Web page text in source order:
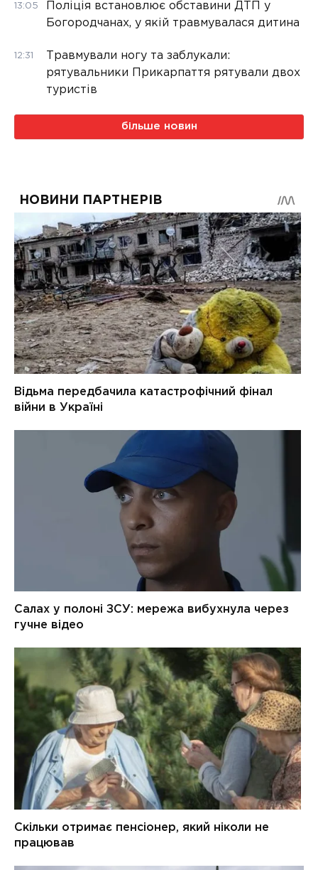
13:05
Поліція встановлює обставини ДТП у
Богородчанах, у якій травмувалася дитина
12:31
Травмували ногу та заблукали:
рятувальники Прикарпаття рятували двох
туристів
більше новин